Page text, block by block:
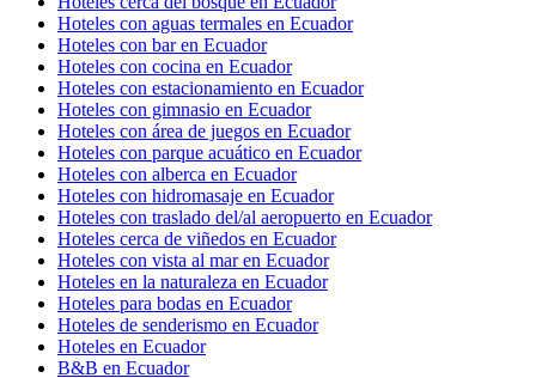
Hoteles con aguas termales en Ecuador
Hoteles con bar en Ecuador
Hoteles con cocina en Ecuador
Hoteles con estacionamiento en Ecuador
Hoteles con gimnasio en Ecuador
Hoteles con área de juegos en Ecuador
Hoteles con parque acuático en Ecuador
Hoteles con alberca en Ecuador
Hoteles con hidromasaje en Ecuador
Hoteles con traslado del/al aeropuerto en Ecuador
Hoteles cerca de viñedos en Ecuador
Hoteles con vista al mar en Ecuador
Hoteles en la naturaleza en Ecuador
Hoteles para bodas en Ecuador
Hoteles de senderismo en Ecuador
Hoteles en Ecuador
B&B en Ecuador